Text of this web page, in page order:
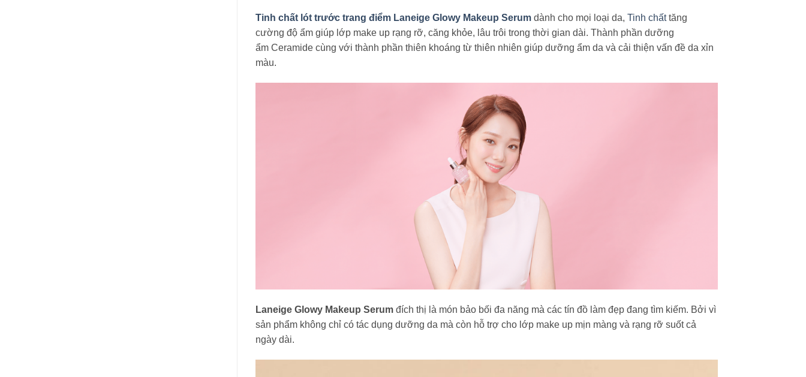
Tinh chất lót trước trang điểm Laneige Glowy Makeup Serumdành cho mọi loại da, Tinh chấttăng
cường độ ẩm giúp lớp make up rạng rỡ, căng khỏe, lâu trôi trong thời gian dài. Thành phần dưỡng
ẩm Ceramide cùng với thành phần thiên khoáng từ thiên nhiên giúp dưỡng ẩm da và cải thiện vấn đề da xỉn
màu.
Laneige Glowy Makeup Serumđích thị là món bảo bối đa năng mà các tín đồ làm đẹp đang tìm kiếm. Bởi vì
sản phẩm không chỉ có tác dụng dưỡng da mà còn hỗ trợ cho lớp make up mịn màng và rạng rỡ suốt cả
ngày dài.